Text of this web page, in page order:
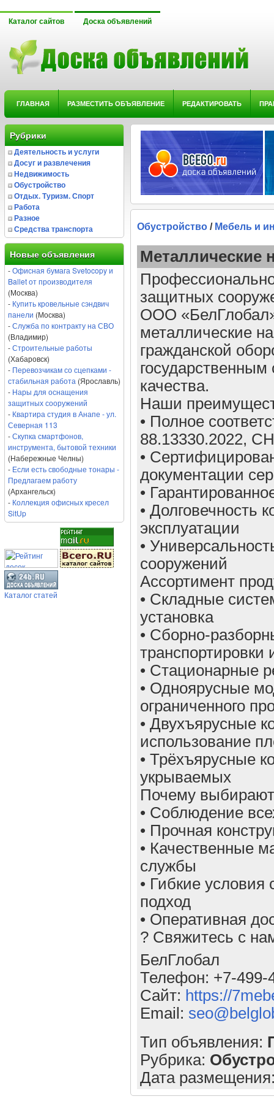
Каталог сайтов Доска объявлений
ГЛАВНАЯ РАЗМЕСТИТЬ ОБЪЯВЛЕНИЕ РЕДАКТИРОВАТЬ
Рубрики
Деятельность и услуги
Досуг и развлечения
Недвижимость
Обустройство
Отдых. Туризм. Спорт
Работа
Разное
Средства транспорта
Новые объявления
-Офисная бумага Svetocopy и
Ballet от производителя
(Москва)
- Купить кровельные сэндвич
панели (Москва)
-Служба по контракту на СВО
(Владимир)
-Строительные работы
(Хабаровск)
- Перевозчикам со сцепками -
стабильная работа (Ярославль)
- Нары для оснащения
защитных сооружений
- Квартира студия в Анапе - ул.
Северная 113
-Скупка смартфонов,
инструмента, бытовой техники
(Набережные Челны)
- Если есть свободные тонары -
Предлагаем работу
(Архангельск)
- Коллекция офисных кресел
SitUp
Каталог статей
Обустройство / Мебель и
Металлические
защитных
ООО
металлические
гражданской
государственным
качества.
Наши
• Полное
88.13330.2022,
•
документации
•
• Долговечность
эксплуатации
•
сооружений
Ассортимент
• Складные
установка
• Сборно-
транспортировки
• Стационарные
• Одноярусные
ограниченного
• Двухъярусные
использование
• Трёхъярусные
укрываемых
Почему
• Соблюдение
• Прочная
• Качественные
службы
• Гибкие
подход
• Оперативная
? Свяжитесь с
БелГлобал
Телефон: +7-499-
Сайт: https://
Email:
Тип объявления:
Рубрика:
Дата